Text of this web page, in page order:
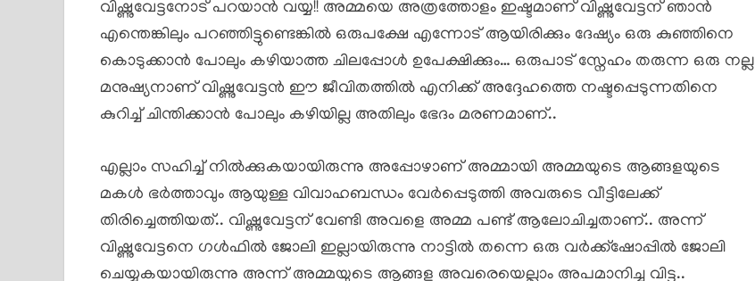
വിഷ്ണുവേട്ടനോട് പറയാൻ വയ്യ!! അമ്മയെ അത്രത്തോളം ഇഷ്ടമാണ് വിഷ്ണുവേട്ടന് ഞാൻ
എന്തെങ്കിലും പറഞ്ഞിട്ടുണ്ടെങ്കിൽ ഒരുപക്ഷേ എന്നോട് ആയിരിക്കും ദേഷ്യം ഒരു കുഞ്ഞിനെ
കൊടുക്കാൻ പോലും കഴിയാത്ത ചിലപ്പോൾ ഉപേക്ഷിക്കും… ഒരുപാട് സ്നേഹം തരുന്ന ഒരു നല്ല
മനുഷ്യനാണ് വിഷ്ണുവേട്ടൻ ഈ ജീവിതത്തിൽ എനിക്ക് അദ്ദേഹത്തെ നഷ്ടപ്പെടുന്നതിനെ
കുറിച്ച് ചിന്തിക്കാൻ പോലും കഴിയില്ല അതിലും ഭേദം മരണമാണ്..
എല്ലാം സഹിച്ച് നിൽക്കുകയായിരുന്നു അപ്പോഴാണ് അമ്മായി അമ്മയുടെ ആങ്ങളയുടെ
മകൾ ഭർത്താവും ആയുള്ള വിവാഹബന്ധം വേർപ്പെടുത്തി അവരുടെ വീട്ടിലേക്ക്
തിരിച്ചെത്തിയത്.. വിഷ്ണുവേട്ടന് വേണ്ടി അവളെ അമ്മ പണ്ട് ആലോചിച്ചതാണ്.. അന്ന്
വിഷ്ണുവേട്ടനെ ഗൾഫിൽ ജോലി ഇല്ലായിരുന്നു നാട്ടിൽ തന്നെ ഒരു വർക്ക്ഷോപ്പിൽ ജോലി
ചെയ്യുകയായിരുന്നു അന്ന് അമ്മയുടെ ആങ്ങള അവരെയെല്ലാം അപമാനിച്ചു വിട്ടു..